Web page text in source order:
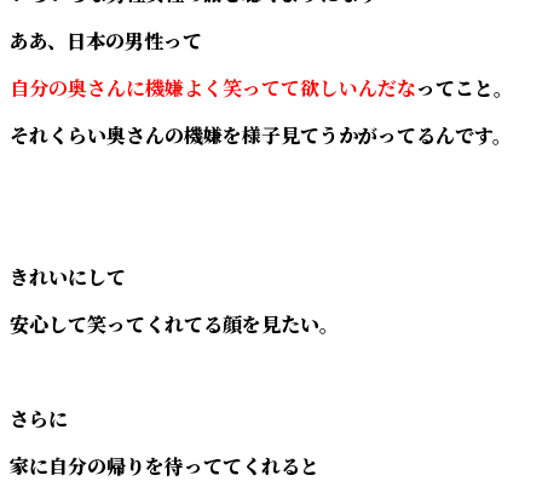
ああ、日本の男性って
自分の奥さんに機嫌よく笑ってて欲しいんだなってこと。
それくらい奥さんの機嫌を様子見てうかがってるんです。
きれいにして
安心して笑ってくれてる顔を見たい。
さらに
家に自分の帰りを待っててくれると